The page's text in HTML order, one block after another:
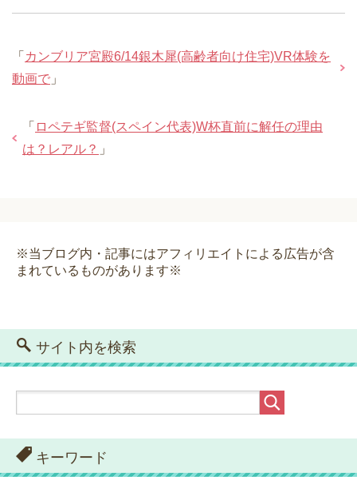
「 カンブリア宮殿6/14銀木犀(高齢者向け住宅)VR体験を
動画で 」
「 ロペテギ監督(スペイン代表)W杯直前に解任の理由
は？レアル？ 」
※当ブログ内・記事にはアフィリエイトによる広告が含
まれているものがあります※
サイト内を検索
キーワード